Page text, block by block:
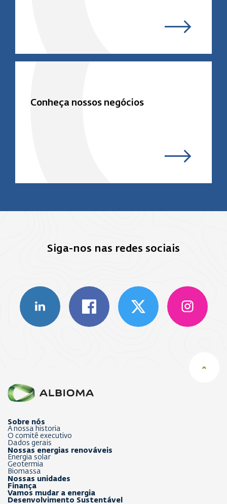
Conheça nossos negócios
Siga-nos nas redes sociais
Sobre nós
A nossa historia
O comitê executivo
Dados gerais
Nossas energias renováveis
Energia solar
Geotermia
Biomassa
Nossas unidades
Finança
Vamos mudar a energia
Desenvolvimento Sustentável